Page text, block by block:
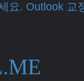
요. Outlook 교